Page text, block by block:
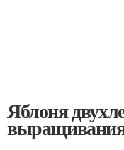
Яблоня